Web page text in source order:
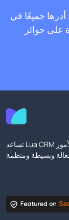
أدرها جميعًا في
تساعد Lua CRM الشركات الصغيرة والمتوسطة على الحفاظ على الأمور